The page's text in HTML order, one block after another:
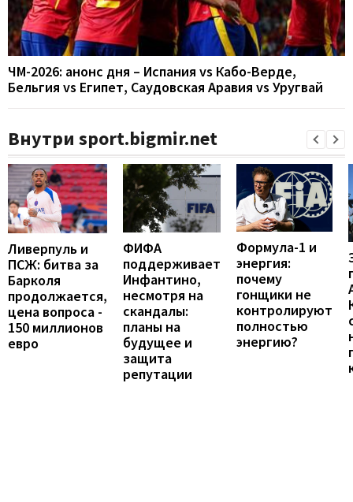
ЧМ-2026: анонс дня – Испания vs Кабо-Верде,
Бельгия vs Египет, Саудовская Аравия vs Уругвай
Внутри sport.bigmir.net
Ливерпуль и
ПСЖ: битва за
Барколя
продолжается,
цена вопроса -
150 миллионов
евро
ФИФА
поддерживает
Инфантино,
несмотря на
скандалы:
планы на
будущее и
защита
репутации
Формула-1 и
энергия:
почему
гонщики не
контролируют
полностью
энергию?